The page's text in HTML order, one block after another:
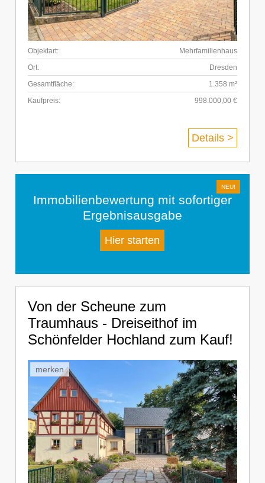
Objektart:
Mehrfamilienhaus
Ort:
Dresden
Gesamtfläche:
1.358 m²
Kaufpreis:
998.000,00 €
Details >
Immobilienbewertung mit sofortiger
Ergebnisausgabe
Hier starten
Von der Scheune zum
Traumhaus - Dreiseithof im
Schönfelder Hochland zum Kauf!
merken